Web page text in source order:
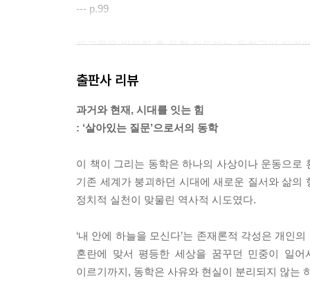
--- p.99
포고문을 발표한 후 동학 지도부는 동학군이 지켜
것이었다. 특히 앞의 두 강령에는 최제우가 일상
령 속 삼경(敬天, 敬, 敬物)의 의미가 엄격한 신조로
--- p.138
문명에 대한 인식의 변화 및 정립에 따른 동학의
으로 전개한 민회(民會) 운동이다. 외세의 침략으
내용이었다. 또한 의식개혁운동의 일환으로 흑의
운 변혁을 위한 동학교도들의 결속을 공고히 하기
을 ‘천도교’로 개칭하며 근대적인 종교로 전환한다.
--- p.179
출판사 리뷰
과거와 현재, 시대를 잇는 힘
: ‘살아있는 질문’으로서의 동학
이 책이 그리는 동학은 하나의 사상이나 운동으
기존 세계가 붕괴하던 시대에 새로운 질서와 삶
정치적 실천이 맞물린 역사적 시도였다.
‘내 안에 하늘을 모신다’는 존재론적 각성은 개인
혼란에 맞서 평등한 세상을 꿈꾸던 민중이 일
이르기까지, 동학은 사유와 현실이 분리되지 않는